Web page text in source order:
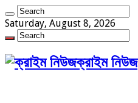
Saturday, August 8, 2026
ক্রাইম নিউজ